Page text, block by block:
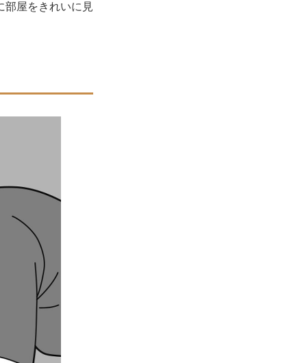
部屋をきれいに見